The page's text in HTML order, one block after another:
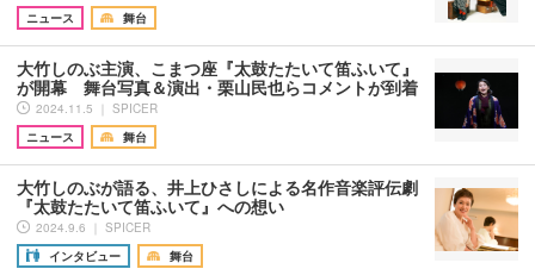
ニュース
舞台
大竹しのぶ主演、こまつ座『太鼓たたいて笛ふいて』
が開幕 舞台写真＆演出・栗山民也らコメントが到着
2024.11.5 ｜ SPICER
ニュース
舞台
大竹しのぶが語る、井上ひさしによる名作音楽評伝劇
『太鼓たたいて笛ふいて』への想い
2024.9.6 ｜ SPICER
インタビュー
舞台